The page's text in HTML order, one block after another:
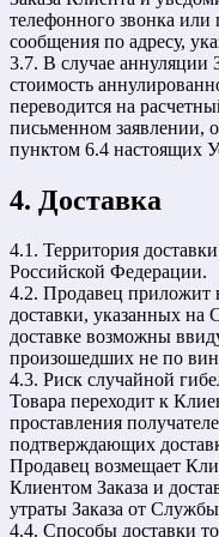
телефонного звонка или
сообщения по адресу,
3.7. В случае аннуляции
стоимость
переводится на
письменном заявлении,
пунктом 6.4 настоящих
4. Доставка
4.1. Территория
Российской Федерации.
4.2. Продавец приложит
доставки, указанных на
доставке возможны
произошедших не по
4.3. Риск случайной
Товара переходит к
проставления
подтверждающих
Продавец возмещает
Клиентом Заказа и
утраты Заказа от
4.4. Способы доставки